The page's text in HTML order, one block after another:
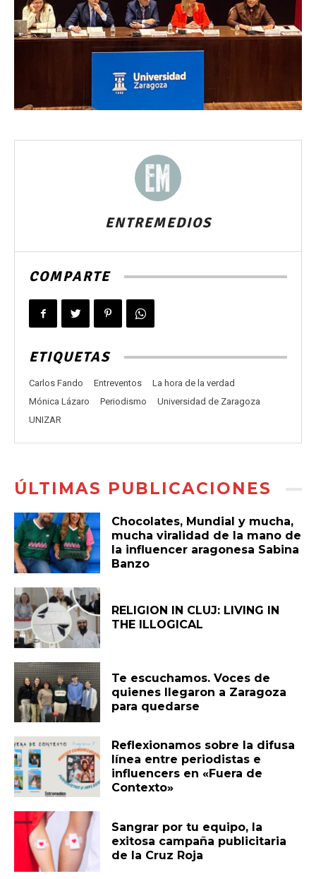
ENTREMEDIOS
COMPARTE
ETIQUETAS
Carlos Fando Entreventos
La hora de la verdad
Mónica Lázaro
Periodismo
Universidad de Zaragoza
UNIZAR
ÚLTIMAS PUBLICACIONES
Chocolates, Mundial y mucha,
mucha viralidad de la mano de
la influencer aragonesa Sabina
Banzo
RELIGION IN CLUJ: LIVING IN
THE ILLOGICAL
Te escuchamos. Voces de
quienes llegaron a Zaragoza
para quedarse
Reflexionamos sobre la difusa
línea entre periodistas e
influencers en «Fuera de
Contexto»
Sangrar por tu equipo, la
exitosa campaña publicitaria
de la Cruz Roja